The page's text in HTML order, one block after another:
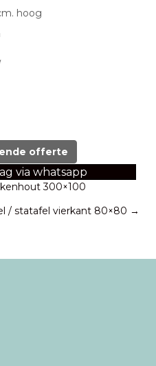
hoog
offerte
via whatsapp
300×100
/ statafel vierkant 80×80 →